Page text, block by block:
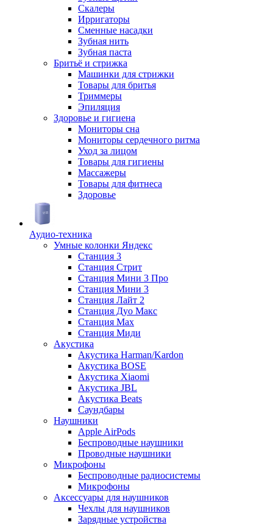
Скалеры
Ирригаторы
Сменные насадки
Зубная нить
Зубная паста
Бритьё и стрижка
Машинки для стрижки
Товары для бритья
Триммеры
Эпиляция
Здоровье и гигиена
Мониторы сна
Мониторы сердечного ритма
Уход за лицом
Товары для гигиены
Массажеры
Товары для фитнеса
Здоровье
Аудио-техника
Умные колонки Яндекс
Станция 3
Станция Стрит
Станция Мини 3 Про
Станция Мини 3
Станция Лайт 2
Станция Дуо Макс
Станция Max
Станция Миди
Акустика
Акустика Harman/Kardon
Акустика BOSE
Акустика Xiaomi
Акустика JBL
Акустика Beats
Саундбары
Наушники
Apple AirPods
Беспроводные наушники
Проводные наушники
Микрофоны
Беспроводные радиосистемы
Микрофоны
Аксессуары для наушников
Чехлы для наушников
Зарядные устройства